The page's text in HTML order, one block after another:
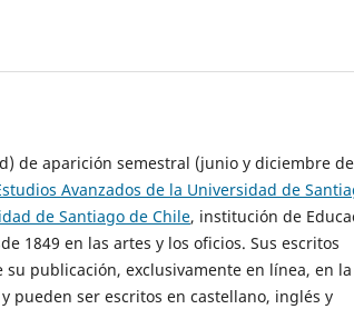
de aparición semestral (junio y diciembre de
Avanzados de la Universidad de
de Santiago de Chile, institución de
1849 en las artes y los oficios. Sus escritos
publicación, exclusivamente en línea, en la
pueden ser escritos en castellano, inglés y